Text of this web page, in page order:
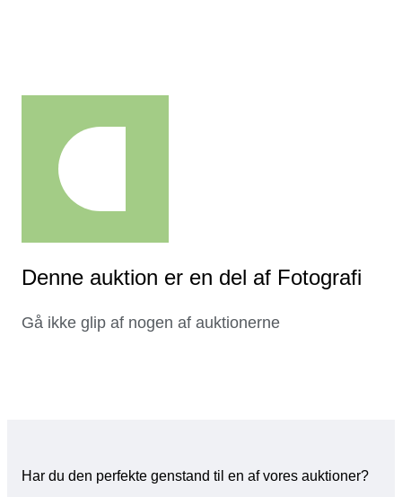
Denne auktion er en del af Fotografi
Gå ikke glip af nogen af auktionerne
Har du den perfekte genstand til en af vores auktioner?